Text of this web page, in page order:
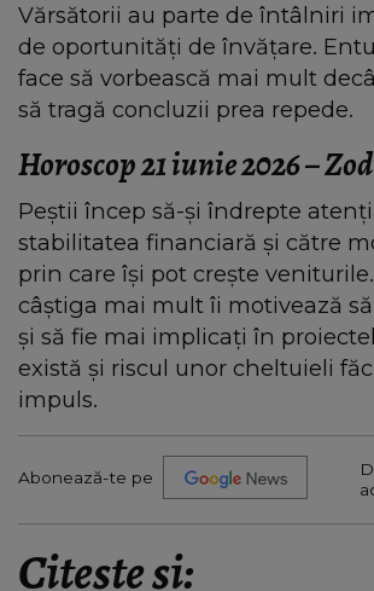
Vărsătorii au parte de întâlniri
de oportunități de învățare.
face să vorbească mai mult
să tragă concluzii prea repede.
Horoscop 21 iunie 2026 –
Peștii încep să-și îndrepte
stabilitatea financiară și către
prin care își pot crește
câștiga mai mult îi motivează
și să fie mai implicați în
există și riscul unor cheltuieli
impuls.
Abonează-te pe
Citește și: